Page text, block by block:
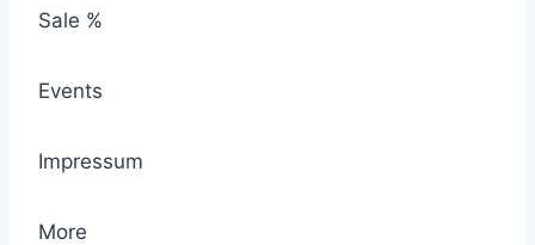
Sale %
Events
Impressum
More